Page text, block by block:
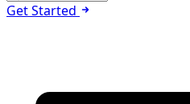
Get Started